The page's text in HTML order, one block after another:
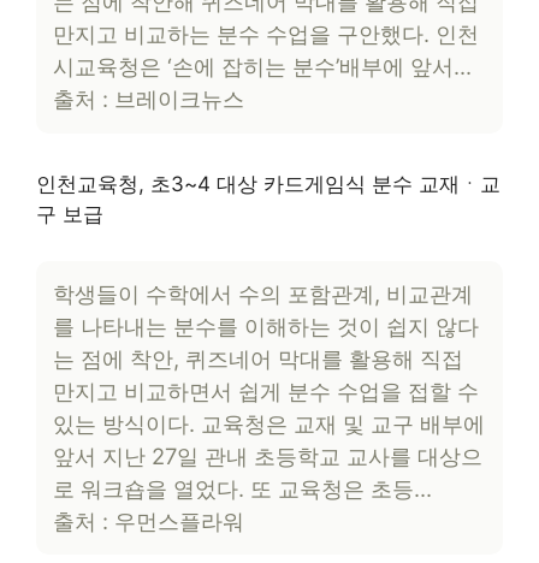
만지고 비교하는 분수 수업을 구안했다. 인천
시교육청은 ‘손에 잡히는 분수’배부에 앞서…
출처 : 브레이크뉴스
인천교육청, 초3~4 대상 카드게임식 분수 교재ㆍ교
구 보급
학생들이 수학에서 수의 포함관계, 비교관계
를 나타내는 분수를 이해하는 것이 쉽지 않다
는 점에 착안, 퀴즈네어 막대를 활용해 직접
만지고 비교하면서 쉽게 분수 수업을 접할 수
있는 방식이다. 교육청은 교재 및 교구 배부에
앞서 지난 27일 관내 초등학교 교사를 대상으
로 워크숍을 열었다. 또 교육청은 초등…
출처 : 우먼스플라워